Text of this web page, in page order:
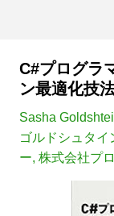
C#プログラ
ン最適化技
Sasha
ゴルドシュタイ
ー, 株式会社プ